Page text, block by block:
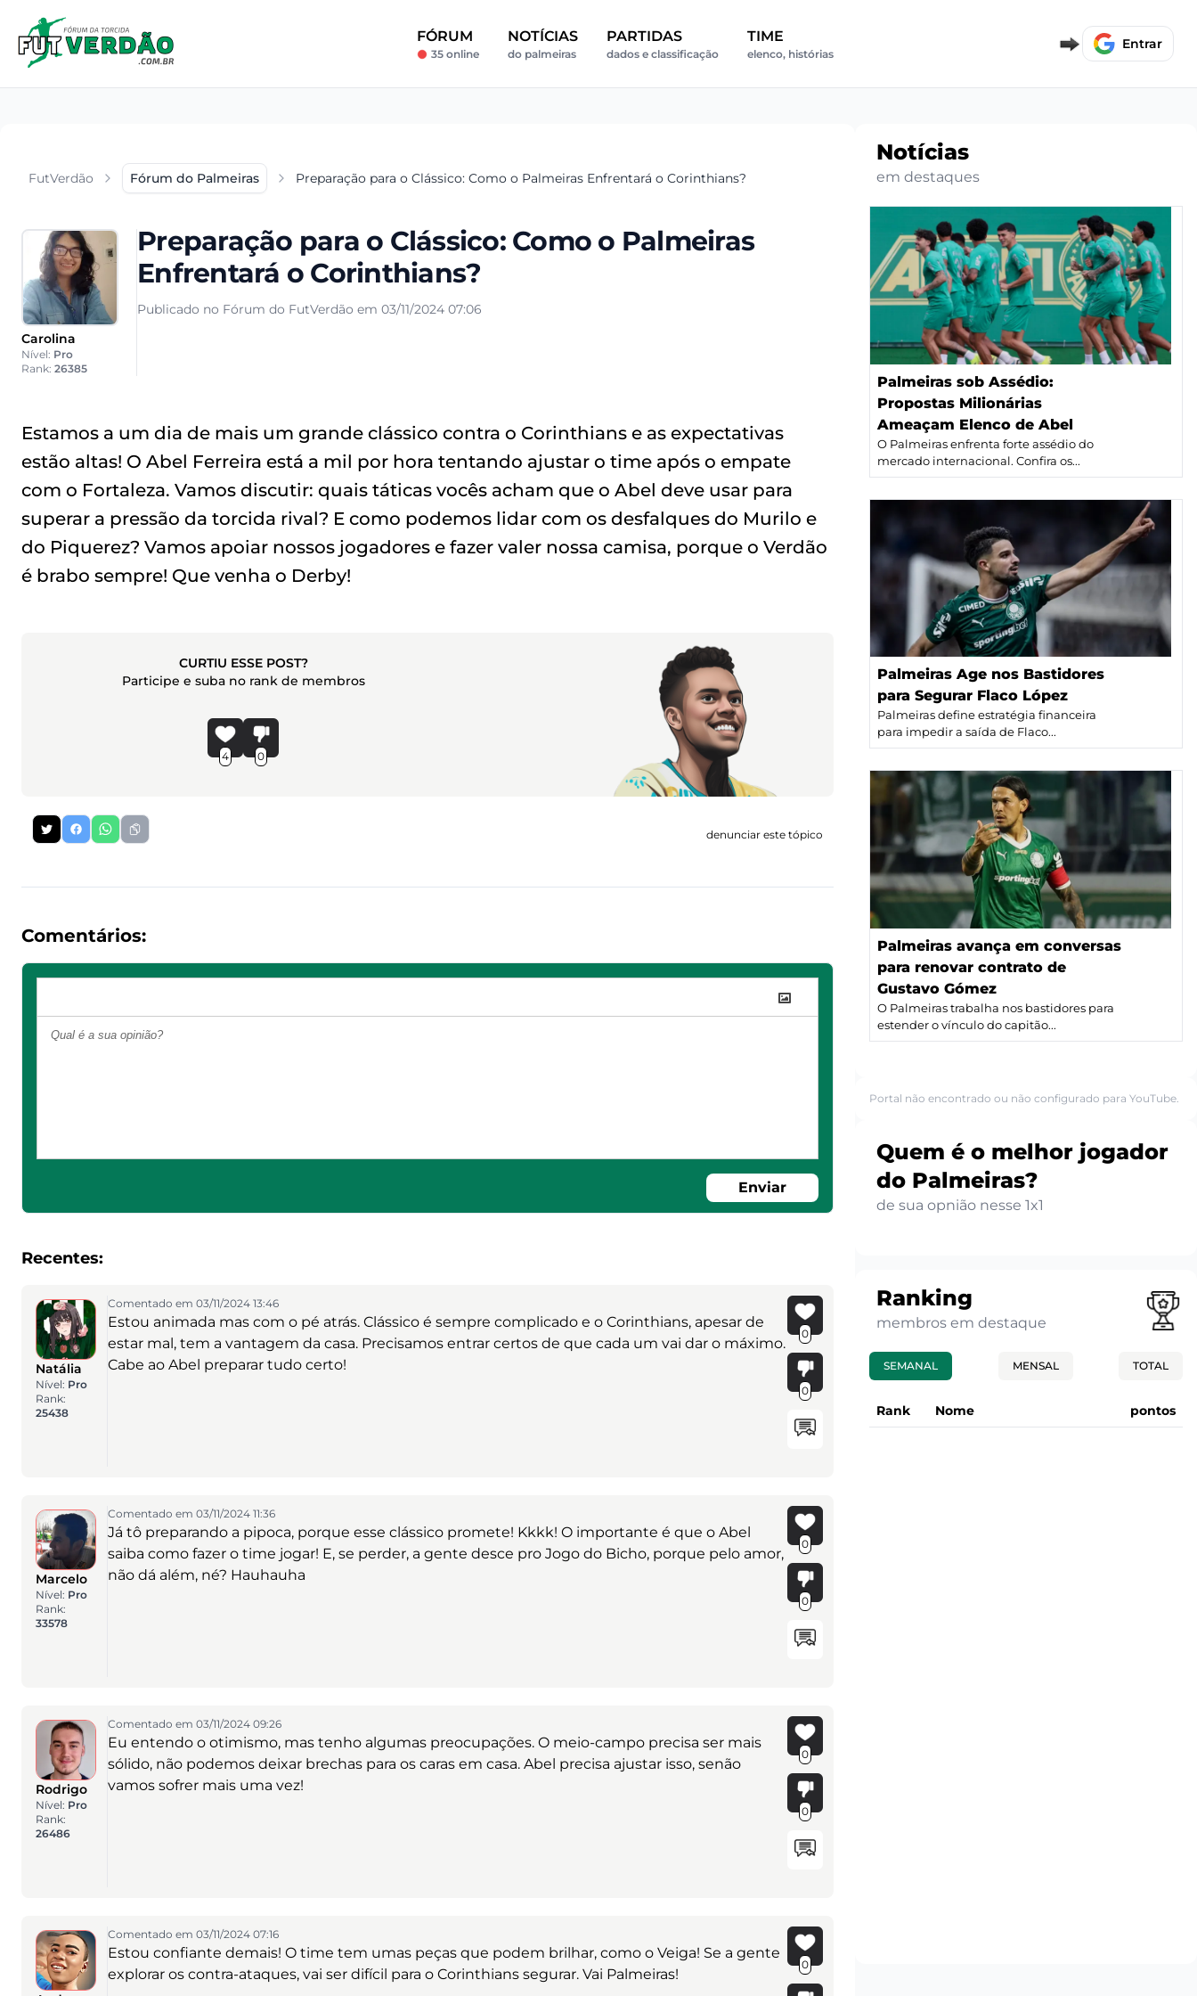
FÓRUM
35 online
NOTÍCIAS
do palmeiras
PARTIDAS
dados e classificação
TIME
elenco, histórias
Entrar
FutVerdão Fórum do Palmeiras Preparação para o Clássico: Como o Palmeiras Enfrentará o Corinthians?
Carolina
Nível: Pro
Rank: 26385
Preparação para o Clássico: Como o Palmeiras
Enfrentará o Corinthians?
Publicado no Fórum do FutVerdão em 03/11/2024 07:06
Estamos a um dia de mais um grande clássico contra o Corinthians e as expectativas
estão altas! O Abel Ferreira está a mil por hora tentando ajustar o time após o empate
com o Fortaleza. Vamos discutir: quais táticas vocês acham que o Abel deve usar para
superar a pressão da torcida rival? E como podemos lidar com os desfalques do Murilo e
do Piquerez? Vamos apoiar nossos jogadores e fazer valer nossa camisa, porque o Verdão
é brabo sempre! Que venha o Derby!
CURTIU ESSE POST?
Participe e suba no rank de membros
4 0
denunciar este tópico
Comentários:
Enviar
Recentes:
Natália
Nível: Pro
Rank:
25438
Comentado em 03/11/2024 13:46
Estou animada mas com o pé atrás. Clássico é sempre complicado e o Corinthians, apesar de
estar mal, tem a vantagem da casa. Precisamos entrar certos de que cada um vai dar o máximo.
Cabe ao Abel preparar tudo certo!
0
0
Marcelo
Nível: Pro
Rank:
33578
Comentado em 03/11/2024 11:36
Já tô preparando a pipoca, porque esse clássico promete! Kkkk! O importante é que o Abel
saiba como fazer o time jogar! E, se perder, a gente desce pro Jogo do Bicho, porque pelo amor,
não dá além, né? Hauhauha
0
0
Rodrigo
Nível: Pro
Rank:
26486
Comentado em 03/11/2024 09:26
Eu entendo o otimismo, mas tenho algumas preocupações. O meio-campo precisa ser mais
sólido, não podemos deixar brechas para os caras em casa. Abel precisa ajustar isso, senão
vamos sofrer mais uma vez!
0
0
Comentado em 03/11/2024 07:16
Estou confiante demais! O time tem umas peças que podem brilhar, como o Veiga! Se a gente
explorar os contra-ataques, vai ser difícil para o Corinthians segurar. Vai Palmeiras!
0
Notícias
em destaques
Palmeiras sob Assédio:
Propostas Milionárias
Ameaçam Elenco de Abel
O Palmeiras enfrenta forte assédio do
mercado internacional. Confira os...
Palmeiras Age nos Bastidores
para Segurar Flaco López
Palmeiras define estratégia financeira
para impedir a saída de Flaco...
Palmeiras avança em conversas
para renovar contrato de
Gustavo Gómez
O Palmeiras trabalha nos bastidores para
estender o vínculo do capitão...
Portal não encontrado ou não configurado para YouTube.
Quem é o melhor jogador
do Palmeiras?
de sua opnião nesse 1x1
Ranking
membros em destaque
SEMANAL MENSAL TOTAL
Rank Nome pontos